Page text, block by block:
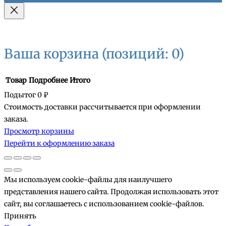
Ваша корзина (позиций: 0)
Товары
в
корзине
Товар Подробнее Итого
Подытог0 ₽
Стоимость доставки рассчитывается при оформлении
заказа.
Просмотр корзины
Перейти к оформлению заказа
Мы используем cookie-файлы для наилучшего
представления нашего сайта. Продолжая использовать этот
сайт, вы соглашаетесь с использованием cookie-файлов.
Принять